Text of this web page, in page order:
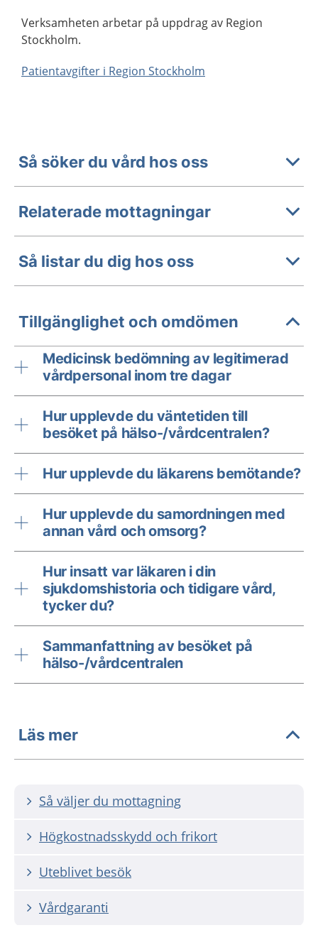
Verksamheten arbetar på uppdrag av Region
Stockholm.
Patientavgifter i Region Stockholm
Så söker du vård hos oss
Relaterade mottagningar
Så listar du dig hos oss
Tillgänglighet och omdömen
Medicinsk bedömning av legitimerad
vårdpersonal inom tre dagar
Hur upplevde du väntetiden till
besöket på hälso-/vårdcentralen?
Hur upplevde du läkarens bemötande?
Hur upplevde du samordningen med
annan vård och omsorg?
Hur insatt var läkaren i din
sjukdomshistoria och tidigare vård,
tycker du?
Sammanfattning av besöket på
hälso-/vårdcentralen
Läs mer
Så väljer du mottagning
Högkostnadsskydd och frikort
Uteblivet besök
Vårdgaranti